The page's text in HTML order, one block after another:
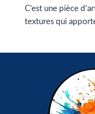
C’est une pièce
textures qui